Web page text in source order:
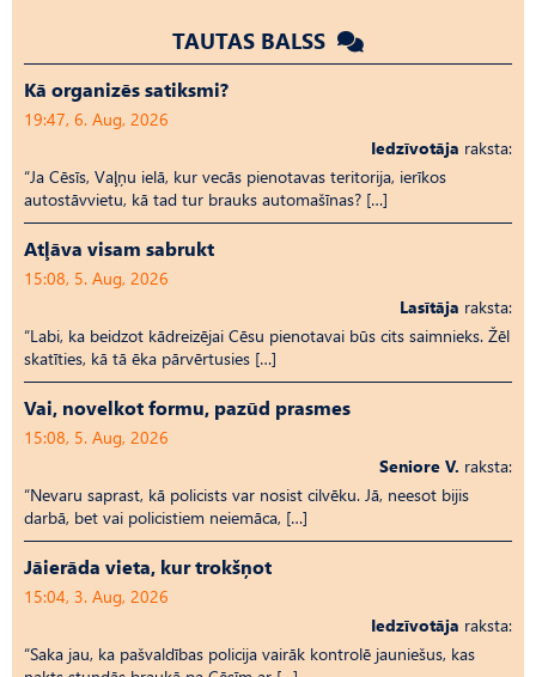
TAUTAS BALSS
Kā organizēs satiksmi?
19:47, 6. Aug, 2026
Iedzīvotāja raksta:
“Ja Cēsīs, Vaļņu ielā, kur vecās pienotavas teritorija, ierīkos
autostāvvietu, kā tad tur brauks automašīnas? […]
Atļāva visam sabrukt
15:08, 5. Aug, 2026
Lasītāja raksta:
“Labi, ka beidzot kādreizējai Cēsu pienotavai būs cits saimnieks. Žēl
skatīties, kā tā ēka pārvērtusies […]
Vai, novelkot formu, pazūd prasmes
15:08, 5. Aug, 2026
Seniore V. raksta:
“Nevaru saprast, kā policists var nosist cilvēku. Jā, neesot bijis
darbā, bet vai policistiem neiemāca, […]
Jāierāda vieta, kur trokšņot
15:04, 3. Aug, 2026
Iedzīvotāja raksta:
“Saka jau, ka pašvaldības policija vairāk kontrolē jauniešus, kas